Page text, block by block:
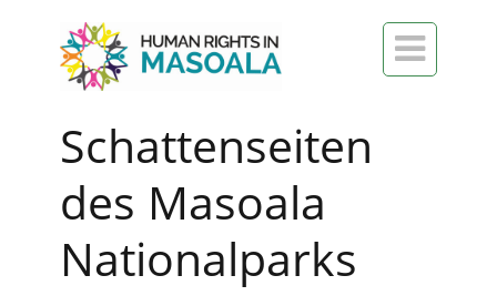

Schattenseiten
des Masoala
Nationalparks